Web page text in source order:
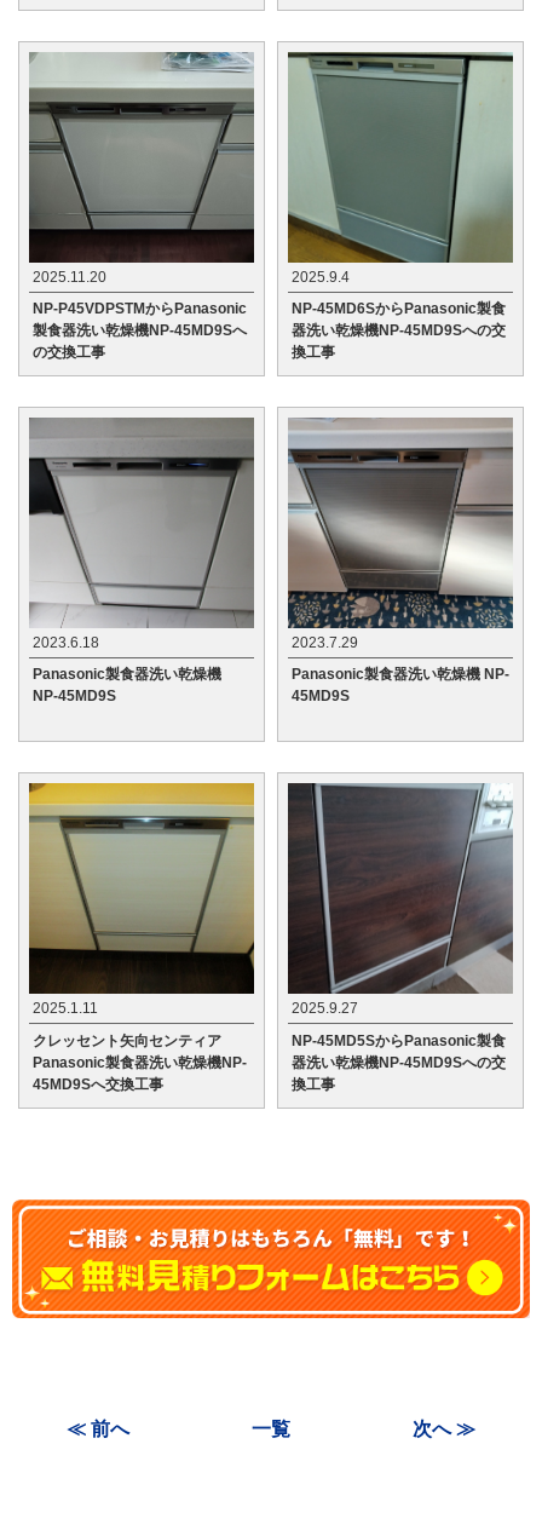
2025.11.20
NP-P45VDPSTMからPanasonic
製食器洗い乾燥機NP-45MD9Sへ
の交換工事
2025.9.4
NP-45MD6SからPanasonic製食
器洗い乾燥機NP-45MD9Sへの交
換工事
2023.6.18
Panasonic製食器洗い乾燥機
NP-45MD9S
2023.7.29
Panasonic製食器洗い乾燥機 NP-
45MD9S
2025.1.11
クレッセント矢向センティア
Panasonic製食器洗い乾燥機NP-
45MD9Sへ交換工事
2025.9.27
NP-45MD5SからPanasonic製食
器洗い乾燥機NP-45MD9Sへの交
換工事
≪ 前へ 一覧 次へ ≫